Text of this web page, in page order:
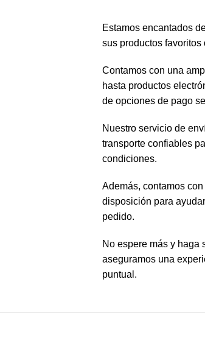
Estamos encantados
sus productos
Contamos con una
hasta productos
de opciones de pago
Nuestro servicio de
transporte confiables
condiciones.
Además, contamos
disposición para
pedido.
No espere más y haga
aseguramos una
puntual.